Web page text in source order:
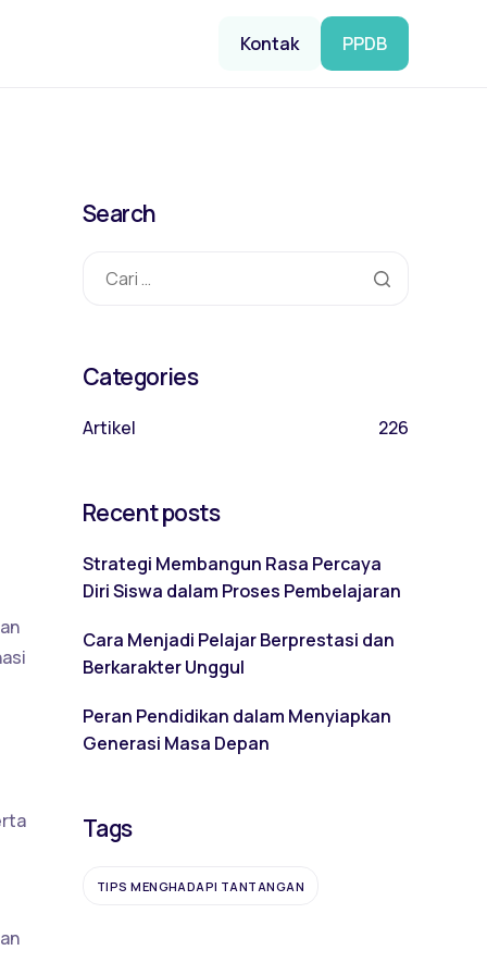
PPDB
Kontak
Search
Categories
Artikel 226
Recent posts
Strategi Membangun Rasa Percaya
Diri Siswa dalam Proses Pembelajaran
Cara Menjadi Pelajar Berprestasi dan
Berkarakter Unggul
Peran Pendidikan dalam Menyiapkan
Generasi Masa Depan
Tags
TIPS MENGHADAPI TANTANGAN